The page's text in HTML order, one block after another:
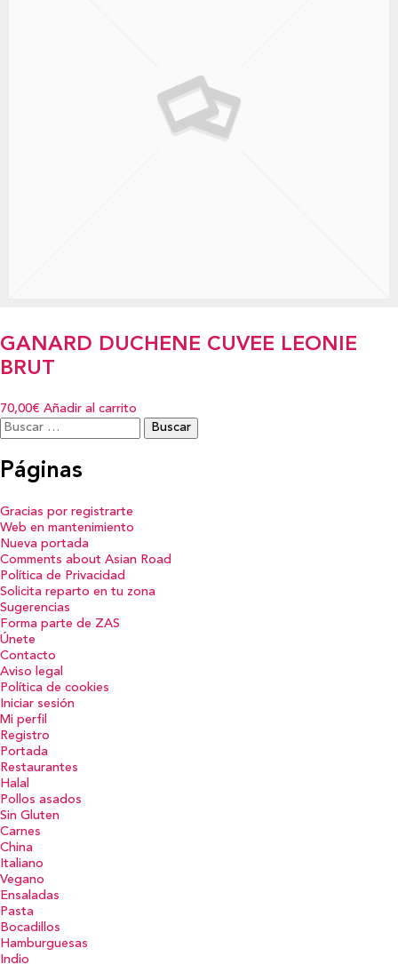
GANARD DUCHENE CUVEE LEONIE
BRUT
70,00€ Añadir al carrito
Buscar:
Páginas
Gracias por registrarte
Web en mantenimiento
Nueva portada
Comments about Asian Road
Política de Privacidad
Solicita reparto en tu zona
Sugerencias
Forma parte de ZAS
Únete
Contacto
Aviso legal
Política de cookies
Iniciar sesión
Mi perfil
Registro
Portada
Restaurantes
Halal
Pollos asados
Sin Gluten
Carnes
China
Italiano
Vegano
Ensaladas
Pasta
Bocadillos
Hamburguesas
Indio